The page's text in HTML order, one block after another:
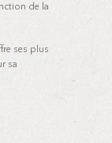
de la
ses plus
sa